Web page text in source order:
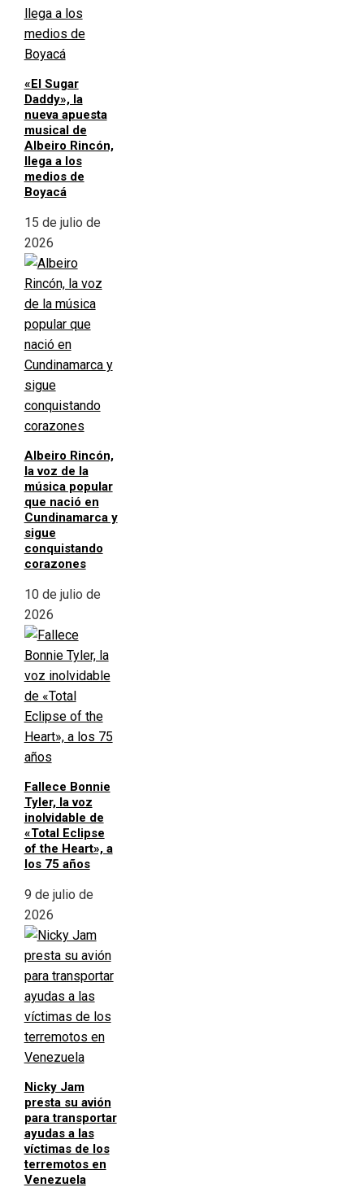
«El Sugar
Daddy», la
nueva apuesta
musical de
Albeiro Rincón,
llega a los
medios de
Boyacá
15 de julio de
2026
Albeiro Rincón,
la voz de la
música popular
que nació en
Cundinamarca y
sigue
conquistando
corazones
10 de julio de
2026
Fallece Bonnie
Tyler, la voz
inolvidable de
«Total Eclipse
of the Heart», a
los 75 años
9 de julio de
2026
Nicky Jam
presta su avión
para transportar
ayudas a las
víctimas de los
terremotos en
Venezuela